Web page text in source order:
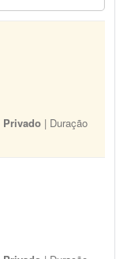
Privado | Duração